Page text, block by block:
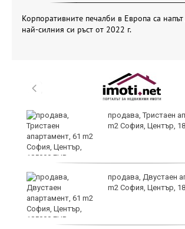
Корпоративните печалби в Европа са напът
най-силния си ръст от 2022 г.
продава, Тристаен
m2 София, Център,
продава, Двустаен
m2 София, Център,